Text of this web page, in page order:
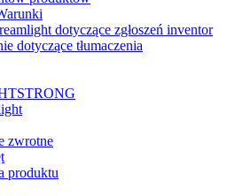
dotyczące zgłoszeń inventor
dotyczące tłumaczenia
zwrotne
produktu